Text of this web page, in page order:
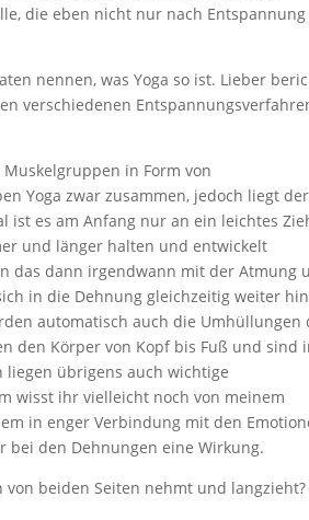
die eben nicht nur nach Entspannung
nennen, was Yoga so ist. Lieber
verschiedenen
in Form von
Yoga zwar zusammen, jedoch liegt der
ist es am Anfang nur an ein leichtes
und länger halten und entwickelt
das dann irgendwann mit der Atmung
in die Dehnung gleichzeitig weiter
automatisch auch die Umhüllungen
den Körper von Kopf bis Fuß und sind
liegen übrigens auch wichtige
wisst ihr vielleicht noch von meinem
in enger Verbindung mit den
bei den Dehnungen eine Wirkung.
beiden Seiten nehmt und langzieht?